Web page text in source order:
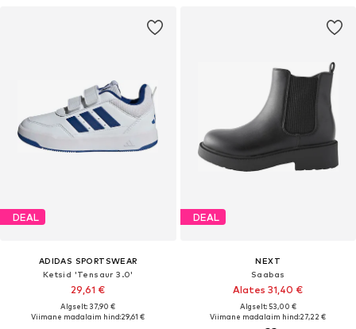
DEAL
ADIDAS SPORTSWEAR
Ketsid 'Tensaur 3.0'
29,61 €
Algselt: 37,90 €
Viimane madalaim hind:29,61 €
DEAL
NEXT
Saabas
Alates 31,40 €
Algselt: 53,00 €
Viimane madalaim hind:27,22 €